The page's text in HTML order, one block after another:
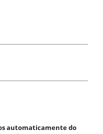
automaticamente do